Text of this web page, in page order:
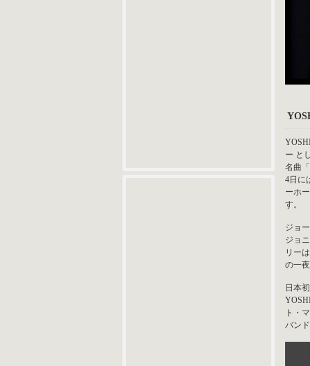
ー と
名曲
4日に
ーホ
す。
ジョ
ジョ
リー
の一
日本
ト・
バン